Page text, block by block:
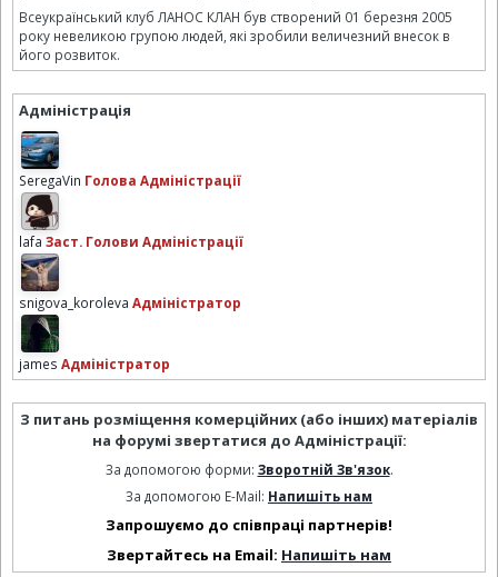
Всеукраїнський клуб ЛАНОС КЛАН був створений 01 березня 2005
року невеликою групою людей, які зробили величезний внесок в
його розвиток.
Адміністрація
SeregaVin Голова Адміністрації
lafa Заст. Голови Адміністрації
snigova_koroleva Адміністратор
james Адміністратор
З питань розміщення комерційних (або інших) матеріалів
на форумі звертатися до Адміністрації:
За допомогою форми: Зворотній Зв'язок.
За допомогою E-Mail: Напишіть нам
Запрошуємо до співпраці партнерів!
Звертайтесь на Email: Напишіть нам